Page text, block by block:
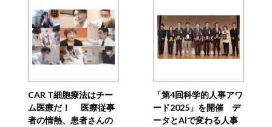
CAR T細胞療法はチー
ム医療だ！ 医療従事
者の情熱、患者さんの
「第4回科学的人事アワ
ード2025」を開催 デ
ータとAIで変わる人事